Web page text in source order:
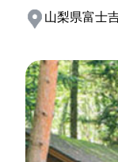
山梨県富士